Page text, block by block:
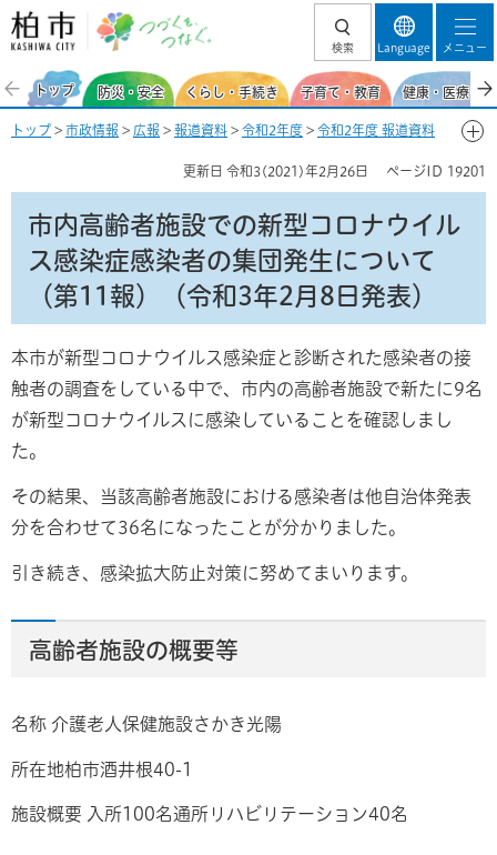
柏市 つづくを、
検索 Language メニュー
トップ 防災・安全 くらし・手続き 子育て・教育 健康・医療・
トップ > 市政情報 > 広報 > 報道資料 > 令和2年度 > 令和2年度 報道資料
ナウイルス感染症感染者の集団発生について（第11報）（令和3年2月8
日発表）
更新日 令和3(2021)年2月26日 ページID 19201
市内高齢者施設での新型コロナウイル
ス感染症感染者の集団発生について
（第11報）（令和3年2月8日発表）
本市が新型コロナウイルス感染症と診断された感染者の接
触者の調査をしている中で、市内の高齢者施設で新たに9名
が新型コロナウイルスに感染していることを確認しまし
た。
その結果、当該高齢者施設における感染者は他自治体発表
分を合わせて36名になったことが分かりました。
引き続き、感染拡大防止対策に努めてまいります。
高齢者施設の概要等
名称 介護老人保健施設さかき光陽
所在地柏市酒井根40-1
施設概要 入所100名通所リハビリテーション40名